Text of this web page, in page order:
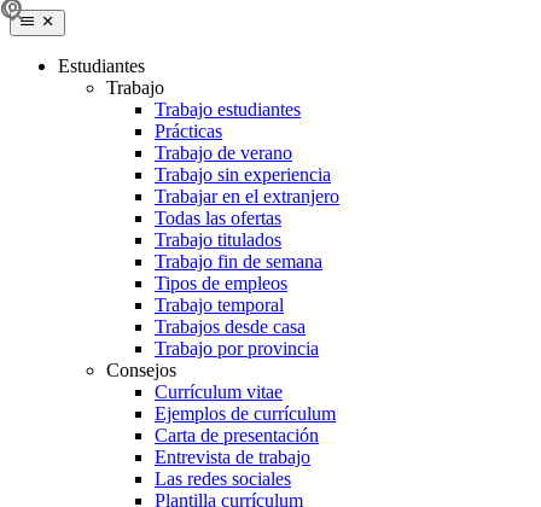
Estudiantes
Trabajo
Trabajo estudiantes
Prácticas
Trabajo de verano
Trabajo sin experiencia
Trabajar en el extranjero
Todas las ofertas
Trabajo titulados
Trabajo fin de semana
Tipos de empleos
Trabajo temporal
Trabajos desde casa
Trabajo por provincia
Consejos
Currículum vitae
Ejemplos de currículum
Carta de presentación
Entrevista de trabajo
Las redes sociales
Plantilla currículum